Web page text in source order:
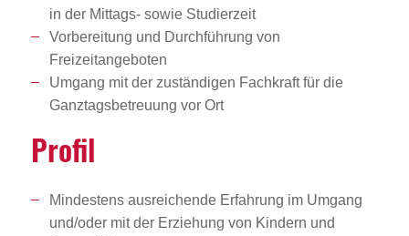
in der Mittags- sowie Studierzeit
Vorbereitung und Durchführung von
Freizeitangeboten
Umgang mit der zuständigen Fachkraft für die
Ganztagsbetreuung vor Ort
Profil
Mindestens ausreichende Erfahrung im Umgang
und/oder mit der Erziehung von Kindern und